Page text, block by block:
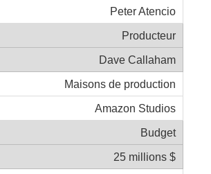
Peter Atencio
Producteur
Dave Callaham
Maisons de production
Amazon Studios
Budget
25 millions $